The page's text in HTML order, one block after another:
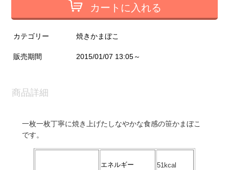
カートに入れる
カテゴリー 焼きかまぼこ
販売期間 2015/01/07 13:05～
商品詳細
一枚一枚丁寧に焼き上げたしなやかな食感の笹かまぼこ
です。
エネルギー 51kcal